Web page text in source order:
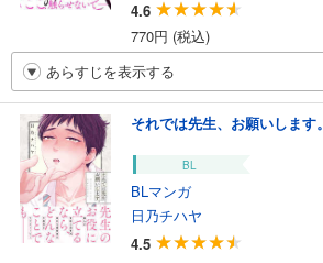
4.6
770円 (税込)
あらすじを表示する
それでは先生、お願いします。
BL
BLマンガ
日乃チハヤ
4.5